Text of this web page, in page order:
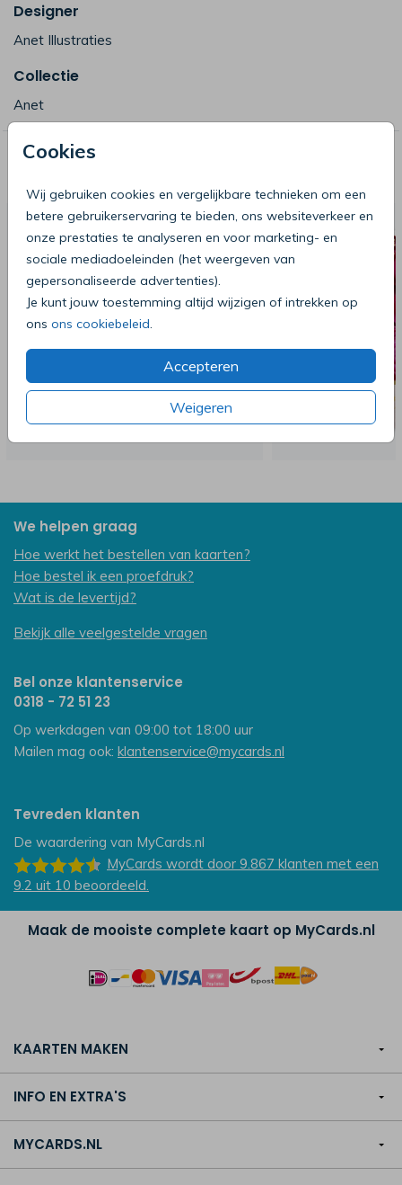
Cookies
Wij gebruiken cookies en vergelijkbare technieken om een
betere gebruikerservaring te bieden, ons websiteverkeer en
onze prestaties te analyseren en voor marketing- en
sociale mediadoeleinden (het weergeven van
gepersonaliseerde advertenties).
Je kunt jouw toestemming altijd wijzigen of intrekken op
ons ons cookiebeleid
Accepteren
Weigeren
Designer
Anet Illustraties
Collectie
Anet
Deze producten zijn wellicht ook iets
voor je
We helpen graag
Hoe werkt het bestellen van kaarten?
Hoe bestel ik een proefdruk?
Wat is de levertijd?
Bekijk alle veelgestelde vragen
Bel onze klantenservice
0318 - 72 51 23
Op werkdagen van 09:00 tot 18:00 uur
Mailen mag ook: klantenservice@mycards.nl
Tevreden klanten
De waardering van MyCards.nl
MyCards wordt door 9.867 klanten met een
9.2 uit 10 beoordeeld.
Maak de mooiste complete kaart op MyCards.nl
KAARTEN MAKEN
INFO EN EXTRA'S
MYCARDS.NL